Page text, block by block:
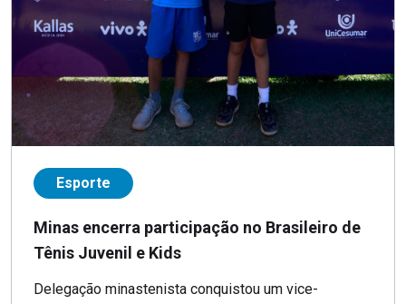
Esporte
Minas encerra participação no Brasileiro de
Tênis Juvenil e Kids
Delegação minastenista conquistou um vice-